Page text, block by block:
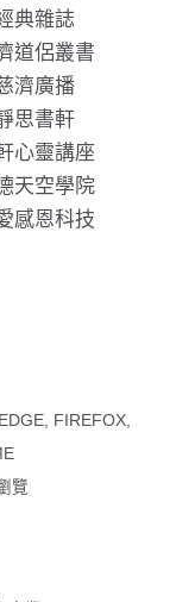
典雜誌
道侶叢書
濟廣播
思書軒
心靈講座
天空學院
感恩科技
FIREFOX,
覽